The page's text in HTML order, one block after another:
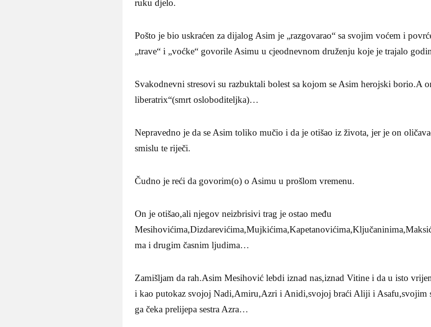
ruku djelo.
Pošto je bio uskraćen za dijalog Asim je „razgovarao“ sa svojim voćem i
„trave“ i „voćke“ govorile Asimu u cjeodnevnom druženju koje je trajalo
Svakodnevni stresovi su razbuktali bolest sa kojom se Asim herojski borio.A
liberatrix“(smrt osloboditeljka)…
Nepravedno je da se Asim toliko mučio i da je otišao iz života, jer je on
smislu te riječi.
Čudno je reći da govorim(o) o Asimu u prošlom vremenu.
On je otišao,ali njegov neizbrisivi trag je ostao među
ma i drugim časnim ljudima…
Zamišljam da rah.Asim Mesihović lebdi iznad nas,iznad Vitine i da u isto
i kao putokaz svojoj Nadi,Amiru,Azri i Anidi,svojoj braći Aliji i Asafu,svojim
ga čeka prelijepa sestra Azra…